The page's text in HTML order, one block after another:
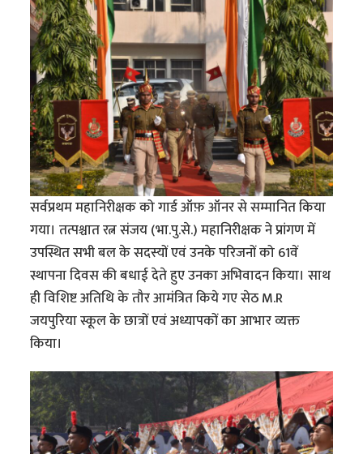
सर्वप्रथम महानिरीक्षक को गार्ड ऑफ़ ऑनर से सम्मानित किया
गया। तत्पश्चात रत्न संजय (भा.पु.से.) महानिरीक्षक ने प्रांगण में
उपस्थित सभी बल के सदस्यों एवं उनके परिजनों को 61वें
स्थापना दिवस की बधाई देते हुए उनका अभिवादन किया। साथ
ही विशिष्ट अतिथि के तौर आमंत्रित किये गए सेठ M.R
जयपुरिया स्कूल के छात्रों एवं अध्यापकों का आभार व्यक्त
किया।